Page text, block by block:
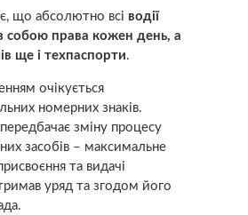
що абсолютно всі водії
собою права кожен день, а
ще і техпаспорти.
очікується
номерних знаків.
зміну процесу
засобів – максимальне
та видачі
уряд та згодом його